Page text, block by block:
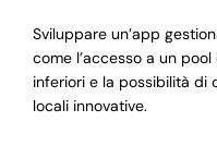
Sviluppare un’app
come l’accesso a un
inferiori e la possibilità di
locali innovative.